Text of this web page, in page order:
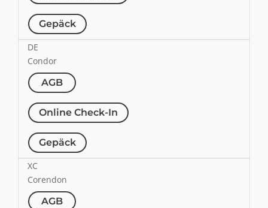
Gepäck
DE
Condor
AGB
Online Check-In
Gepäck
XC
Corendon
AGB